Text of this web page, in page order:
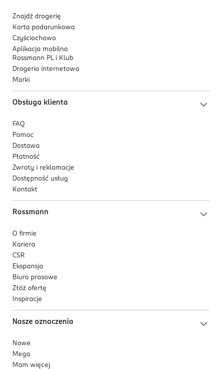
Kod EAN
8 809647 395911
Znajdź drogerię
Karta podarunkowa
Czyściochowo
Aplikacja mobilna
Rossmann PL i Klub
Drogeria internetowa
Marki
Obsługa klienta
FAQ
Pomoc
Dostawa
Płatność
Zwroty i reklamacje
Dostępność usług
Kontakt
Rossmann
O firmie
Kariera
CSR
Ekspansja
Biuro prasowe
Złóż ofertę
Inspiracje
Nasze oznaczenia
Nowe
Mega
Mam więcej